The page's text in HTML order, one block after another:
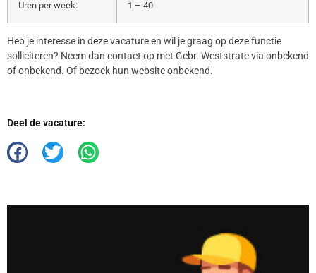
Uren per week: 1 – 40
Heb je interesse in deze vacature en wil je graag op deze functie
solliciteren? Neem dan contact op met Gebr. Weststrate via onbekend
of onbekend. Of bezoek hun website onbekend.
Deel de vacature: